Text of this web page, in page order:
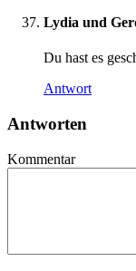
Lydia und
Du hast es
Antwort
Antworten
Kommentar